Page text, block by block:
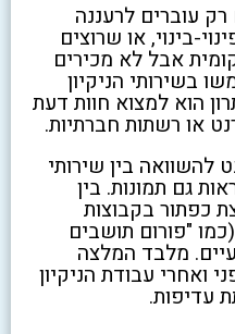
עוברים לרעננה
בינוי, או שרוצים
אבל לא מכירים
בשירותי הניקיון
הוא למצוא חוות דעת
או רשתות חברתיות.
להשוואה בין שירותי
גם תמונות. בין
כפתור בקבוצות
"פורום תושבים
מלבד המלצה
ואחרי עבודת הניקיון
עדיפות.